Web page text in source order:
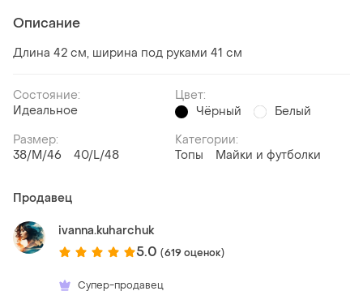
Описание
Длина 42 см, ширина под руками 41 см
Состояние:
Идеальное
Цвет:
Чёрный
Белый
Размер:
38/M/46
40/L/48
Категории:
Топы
Майки и футболки
Продавец
ivanna.kuharchuk
5.0 (619 оценок)
Супер-продавец